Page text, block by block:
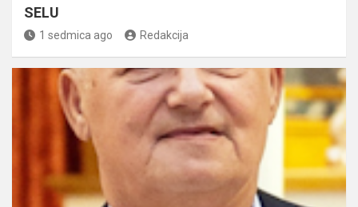
SELU
1 sedmica ago Redakcija